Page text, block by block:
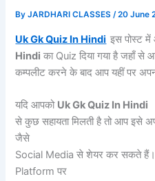
ByJARDHARI CLASSES/20 June
Uk Gk Quiz In Hindi इस पोस्ट
Hindi का Quiz दिया गया है जहाँ से
कम्पलीट करने के बाद आप यहीं पर
यदि आपको Uk Gk Quiz In Hindi
से कुछ सहायता मिलती है तो आप इसे
जैसे
Social Media से शेयर कर सकते हैं।
Platform पर